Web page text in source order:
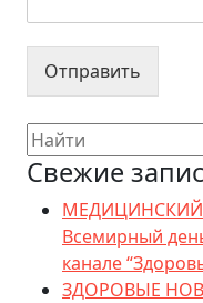
Отправить
Search
for:
Свежие
МЕДИЦИНСКИЙ
Всемирный
канале
ЗДОРОВЫЕ